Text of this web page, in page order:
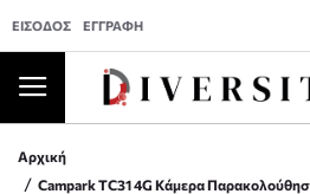
ΕΊΣΟΔΟΣ ΕΓΓΡΑΦΉ
Αρχική
Campark TC31 4G Κάμερα